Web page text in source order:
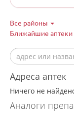
Все районы
Ближайшие аптеки
Адреса аптек
Ничего не
Аналоги